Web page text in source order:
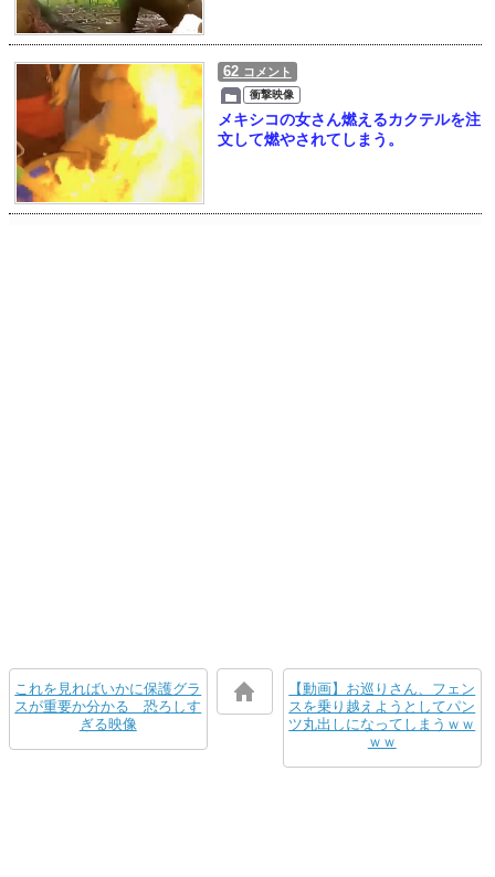
62 コメント
衝撃映像
メキシコの女さん燃えるカクテルを注
文して燃やされてしまう。
これを見ればいかに保護グラ
スが重要か分かる 恐ろしす
ぎる映像
【動画】お巡りさん、フェン
スを乗り越えようとしてパン
ツ丸出しになってしまうｗｗ
ｗｗ